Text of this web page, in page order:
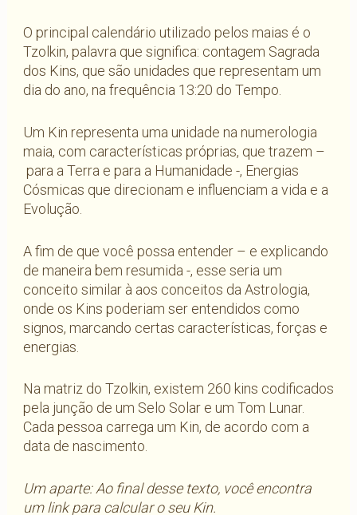
O principal calendário utilizado pelos maias é o
Tzolkin, palavra que significa: contagem Sagrada
dos Kins, que são unidades que representam um
dia do ano, na frequência 13:20 do Tempo.
Um Kin representa uma unidade na numerologia
maia, com características próprias, que trazem –
para a Terra e para a Humanidade -, Energias
Cósmicas que direcionam e influenciam a vida e a
Evolução.
A fim de que você possa entender – e explicando
de maneira bem resumida -, esse seria um
conceito similar à aos conceitos da Astrologia,
onde os Kins poderiam ser entendidos como
signos, marcando certas características, forças e
energias.
Na matriz do Tzolkin, existem 260 kins codificados
pela junção de um Selo Solar e um Tom Lunar.
Cada pessoa carrega um Kin, de acordo com a
data de nascimento.
Um aparte: Ao final desse texto, você encontra
um link para calcular o seu Kin.